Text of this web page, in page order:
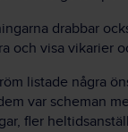
drabbar
och visa vikarier
listade några
var scheman
fler